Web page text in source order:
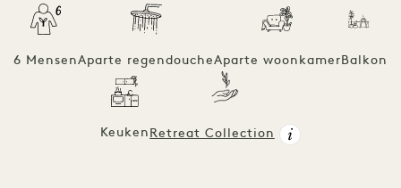
6 MensenAparte regendoucheAparte woonkamer Balkon
Keuken Retreat Collection